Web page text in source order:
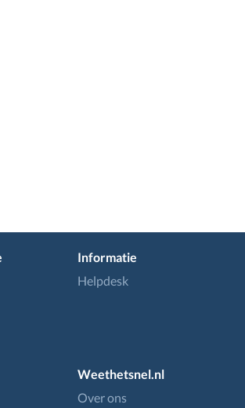
Informatie
Helpdesk
Weethetsnel.nl
Over ons